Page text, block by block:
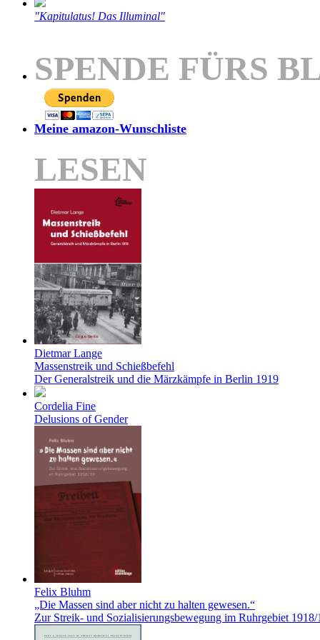
"Kapitulatus! Das Illuminal"
SPENDE FÜRS
Meine amazon-Wunschliste
LESEN
Dietmar Lange
Massenstreik und Schießbefehl
Der Generalstreik und die Märzkämpfe in Berlin 1919
Cordelia Fine
Delusions of Gender
Felix Bluhm
„Die Massen sind aber nicht zu halten gewesen.“
Zur Streik- und Sozialisierungsbewegung im Ruhrgebiet 1918/